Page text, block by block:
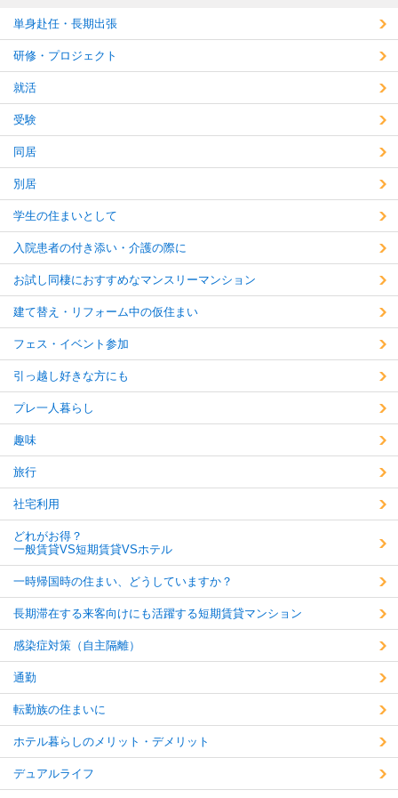
単身赴任・長期出張
研修・プロジェクト
就活
受験
同居
別居
学生の住まいとして
入院患者の付き添い・介護の際に
お試し同棲におすすめなマンスリーマンション
建て替え・リフォーム中の仮住まい
フェス・イベント参加
引っ越し好きな方にも
プレ一人暮らし
趣味
旅行
社宅利用
どれがお得？
一般賃貸VS短期賃貸VSホテル
一時帰国時の住まい、どうしていますか？
長期滞在する来客向けにも活躍する短期賃貸マンション
感染症対策（自主隔離）
通勤
転勤族の住まいに
ホテル暮らしのメリット・デメリット
デュアルライフ